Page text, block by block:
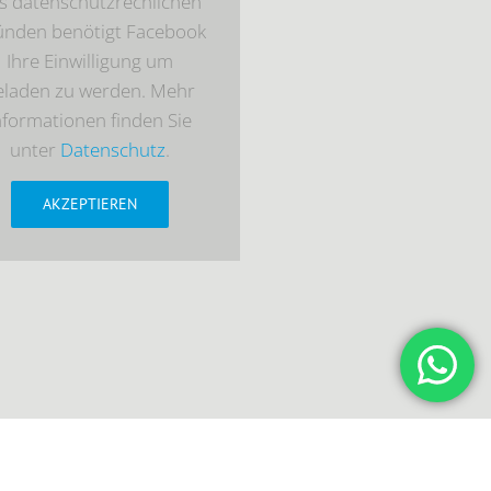
benötigt Facebook
Ihre Einwilligung um
zu werden. Mehr
finden Sie
unter Datenschutz.
AKZEPTIEREN